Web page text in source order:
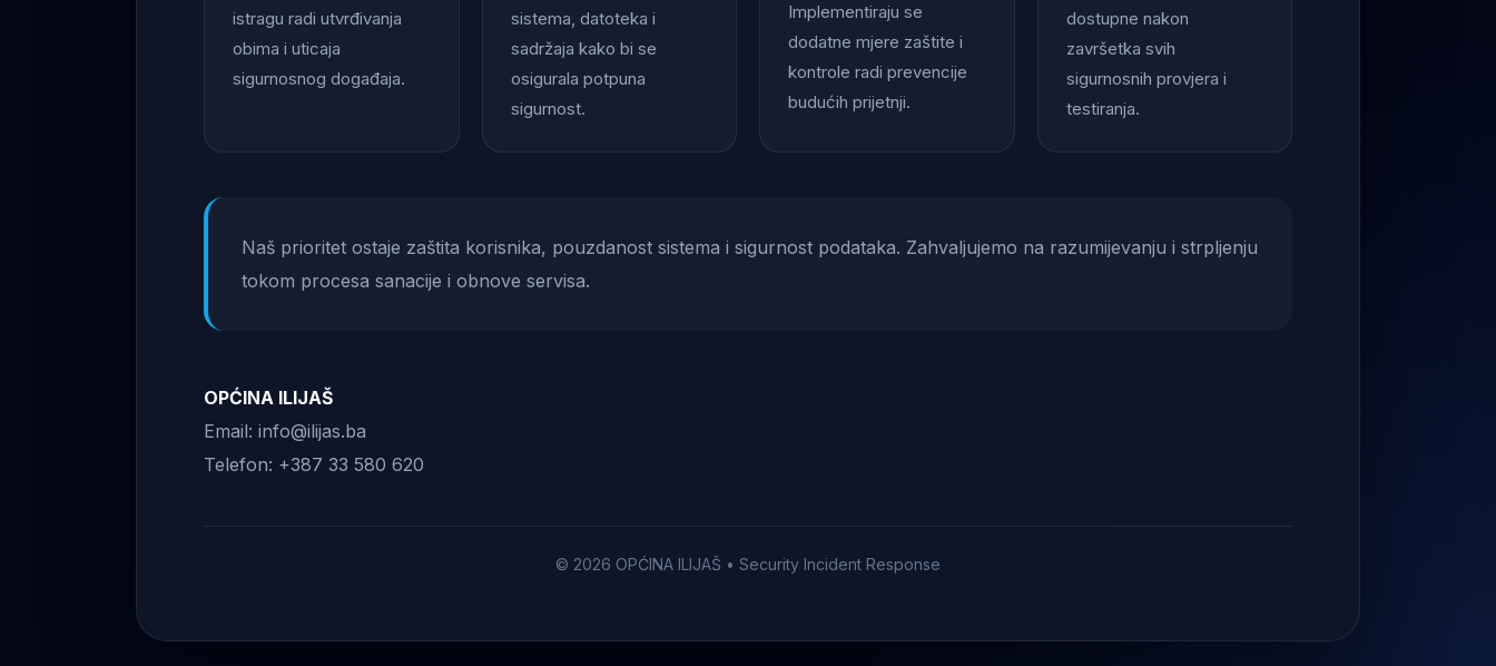
istragu radi utvrđivanja
obima i uticaja
sigurnosnog događaja.
sistema, datoteka i
sadržaja kako bi se
osigurala potpuna
sigurnost.
Implementiraju se
dodatne mjere zaštite i
kontrole radi prevencije
budućih prijetnji.
dostupne nakon
završetka svih
sigurnosnih provjera i
testiranja.
Naš prioritet ostaje zaštita korisnika, pouzdanost sistema i sigurnost podataka. Zahvaljujemo na razumijevanju i strpljenju
tokom procesa sanacije i obnove servisa.
OPĆINA ILIJAŠ
Email: info@ilijas.ba
Telefon: +387 33 580 620
© 2026 OPĆINA ILIJAŠ • Security Incident Response